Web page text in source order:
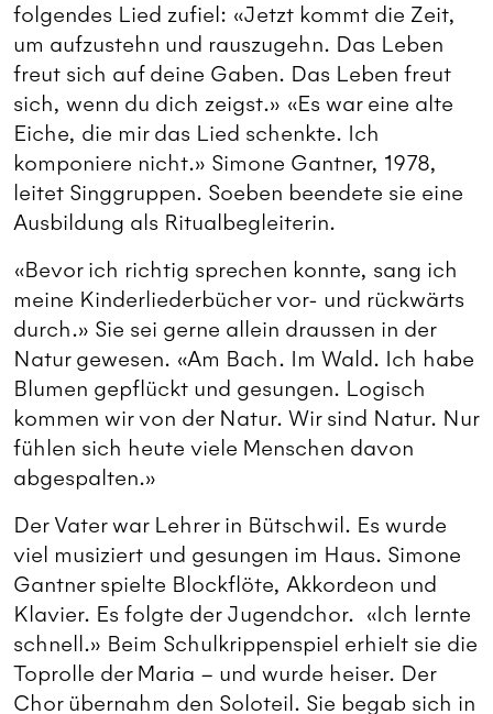
folgendes Lied zufiel: «Jetzt kommt die Zeit,
um aufzustehn und rauszugehn. Das Leben
freut sich auf deine Gaben. Das Leben freut
sich, wenn du dich zeigst.» «Es war eine alte
Eiche, die mir das Lied schenkte. Ich
komponiere nicht.» Simone Gantner, 1978,
leitet Singgruppen. Soeben beendete sie eine
Ausbildung als Ritualbegleiterin.
«Bevor ich richtig sprechen konnte, sang ich
meine Kinderliederbücher vor- und rückwärts
durch.» Sie sei gerne allein draussen in der
Natur gewesen. «Am Bach. Im Wald. Ich habe
Blumen gepflückt und gesungen. Logisch
kommen wir von der Natur. Wir sind Natur. Nur
fühlen sich heute viele Menschen davon
abgespalten.»
Der Vater war Lehrer in Bütschwil. Es wurde
viel musiziert und gesungen im Haus. Simone
Gantner spielte Blockflöte, Akkordeon und
Klavier. Es folgte der Jugendchor. «Ich lernte
schnell.» Beim Schulkrippenspiel erhielt sie die
Toprolle der Maria – und wurde heiser. Der
Chor übernahm den Soloteil. Sie begab sich in